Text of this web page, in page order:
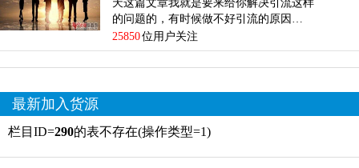
天这篇文章我就是要来给你解决引流这样
的问题的，有时候做不好引流的原因…
25850位用户关注
最新加入货源
栏目ID=290的表不存在(操作类型=1)